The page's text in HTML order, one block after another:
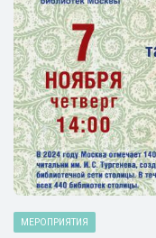
МЕРОПРИЯТИЯ